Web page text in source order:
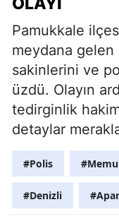
Pamukkale
meydana
sakinlerini ve
üzdü. Olayın
tedirginlik
detaylar
#Polis
#Denizli